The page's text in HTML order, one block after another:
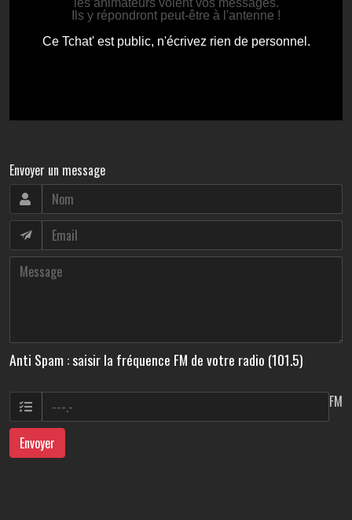
Envoyer un message
Anti Spam : saisir la fréquence FM de votre radio (101.5)
FM
Envoyer